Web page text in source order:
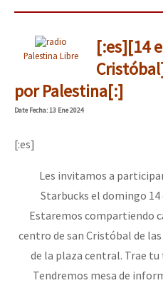
Palestina Libre
[:es][14
por Palestina[:]
DateFecha: 13 Ene 2024
[:es]
Les invitamos a
Starbucks el domingo 14
Estaremos compartiendo
centro de san Cristóbal de
de la plaza central. Trae
Tendremos mesa de